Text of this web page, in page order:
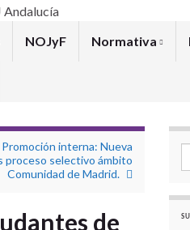
NOJyF Normativa
interna: Nueva
proceso selectivo ámbito
Comunidad de Madrid.
de